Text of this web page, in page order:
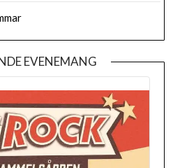
EVENEMANG